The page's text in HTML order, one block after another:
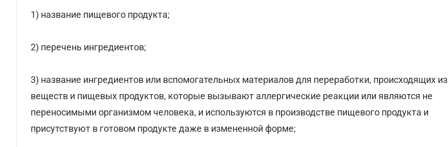
1) название пищевого продукта;
2) перечень ингредиентов;
3) название ингредиентов или вспомогательных материалов для переработки, происходящих из
веществ и пищевых продуктов, которые вызывают аллергические реакции или являются не
переносимыми организмом человека, и используются в производстве пищевого продукта и
присутствуют в готовом продукте даже в измененной форме;